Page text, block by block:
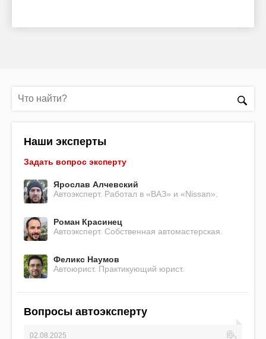
Наши эксперты
Задать вопрос эксперту
Ярослав Алчевский
Автоэксперт. Работал в «ВАЗ» и «Nissan».
Роман Красинец
Автоэксперт. Собственная автомастерская.
Феликс Наумов
Автоюрист. Практикующий юрист.
Вопросы автоэксперту
02.08.2025